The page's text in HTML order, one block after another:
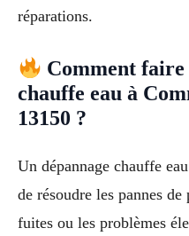
réparations.
Comment faire
chauffe eau à
13150 ?
Un dépannage chauffe
de résoudre les pannes
fuites ou les problèmes